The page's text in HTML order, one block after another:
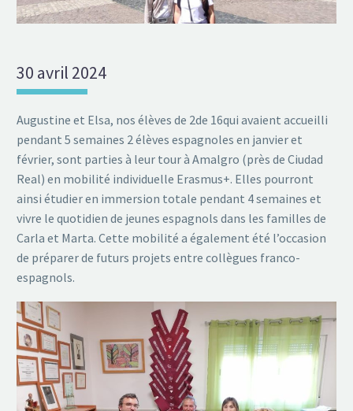
30 avril 2024
Augustine et Elsa, nos élèves de 2de 16qui avaient accueilli
pendant 5 semaines 2 élèves espagnoles en janvier et
février, sont parties à leur tour à Amalgro (près de Ciudad
Real) en mobilité individuelle Erasmus+. Elles pourront
ainsi étudier en immersion totale pendant 4 semaines et
vivre le quotidien de jeunes espagnols dans les familles de
Carla et Marta. Cette mobilité a également été l’occasion
de préparer de futurs projets entre collègues franco-
espagnols.